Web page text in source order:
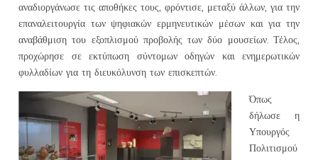
αναδιοργάνωσε τις αποθήκες τους, φρόντισε, μεταξύ άλλων, για την
επαναλειτουργία των ψηφιακών ερμηνευτικών μέσων και για την
αναβάθμιση του εξοπλισμού προβολής των δύο μουσείων. Τέλος,
προχώρησε σε εκτύπωση σύντομων οδηγών και ενημερωτικών
φυλλαδίων για τη διευκόλυνση των επισκεπτών.
Όπως
δήλωσε η
Υπουργός
Πολιτισμού